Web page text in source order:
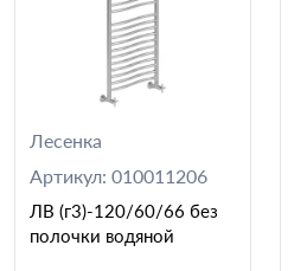
Лесенка
Артикул: 010011206
ЛВ (г3)-120/60/66 без
полочки водяной